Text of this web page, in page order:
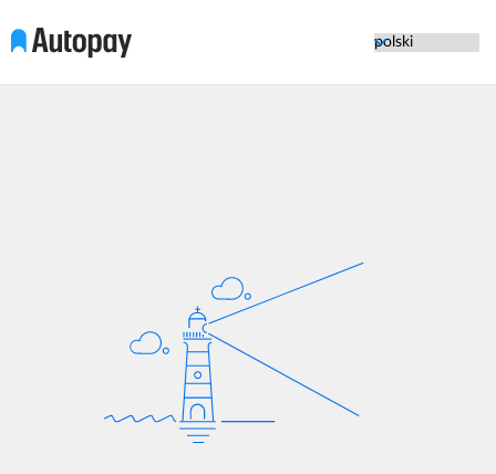
Przeskocz do treści Zmień język strony